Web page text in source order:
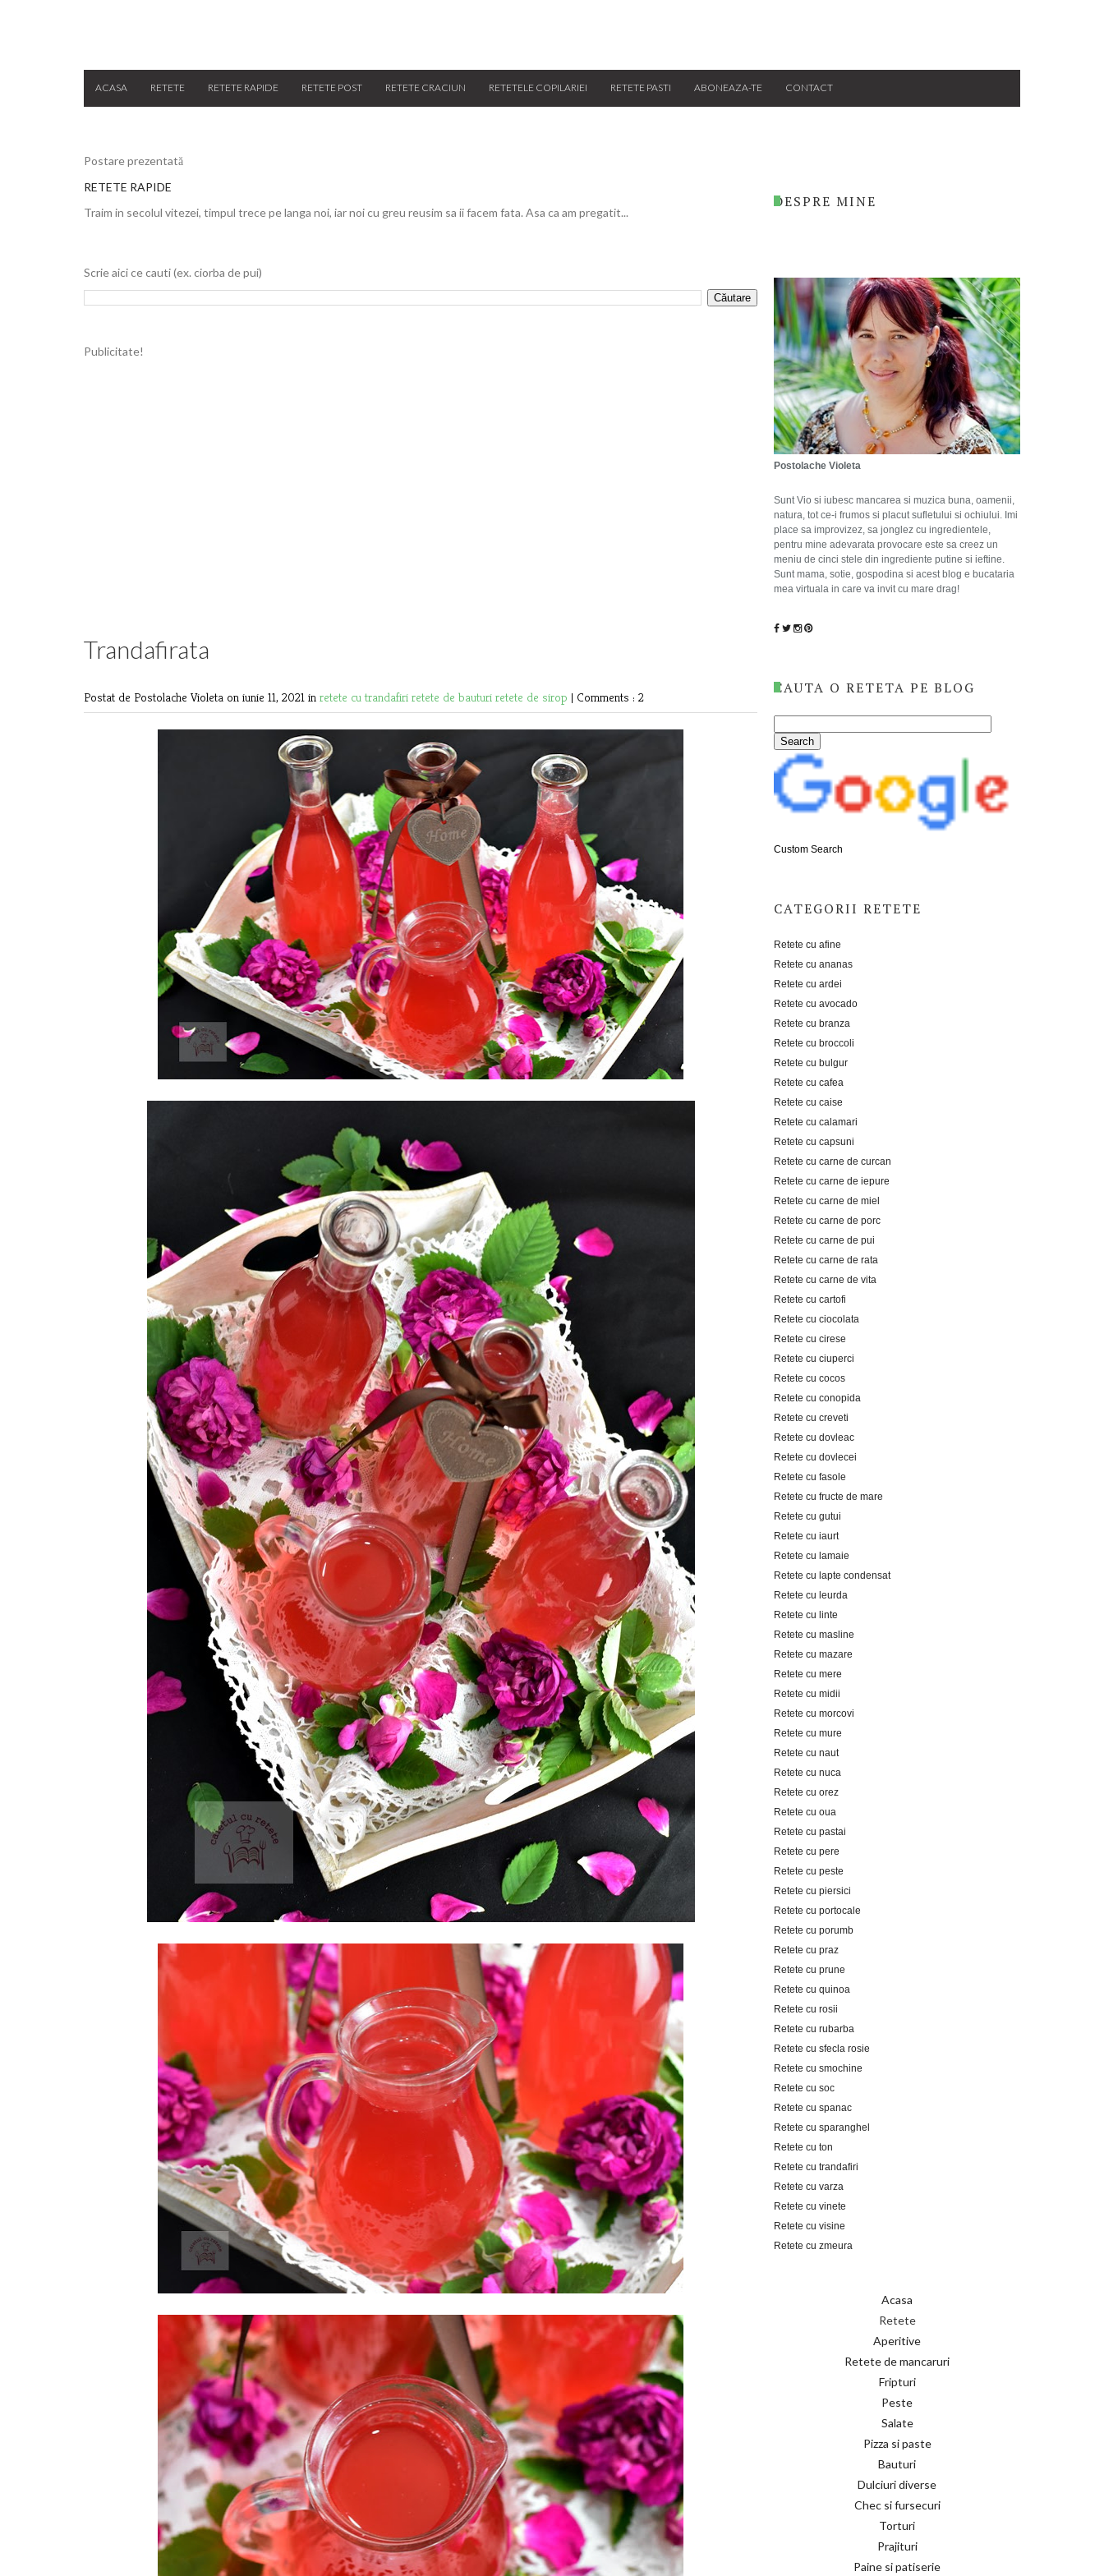
ACASA RETETE RETETE RAPIDE RETETE POST RETETE CRACIUN RETETELE COPILARIEI RETETE PASTI ABONEAZA-TE CONTACT
Postare prezentată
RETETE RAPIDE
Traim in secolul vitezei, timpul trece pe langa noi, iar noi cu greu reusim sa ii facem fata. Asa ca am pregatit...
Scrie aici ce cauti (ex. ciorba de pui)
Publicitate!
Trandafirata
Postat de Postolache Violeta on iunie 11, 2021 in retete cu trandafiri retete de bauturi retete de sirop | Comments : 2
DESPRE MINE
Postolache Violeta
Sunt Vio si iubesc mancarea si muzica buna, oamenii,
natura, tot ce-i frumos si placut sufletului si ochiului. Imi
place sa improvizez, sa jonglez cu ingredientele,
pentru mine adevarata provocare este sa creez un
meniu de cinci stele din ingrediente putine si ieftine.
Sunt mama, sotie, gospodina si acest blog e bucataria
mea virtuala in care va invit cu mare drag!
CAUTA O RETETA PE BLOG
Custom Search
CATEGORII RETETE
Retete cu afine
Retete cu ananas
Retete cu ardei
Retete cu avocado
Retete cu branza
Retete cu broccoli
Retete cu bulgur
Retete cu cafea
Retete cu caise
Retete cu calamari
Retete cu capsuni
Retete cu carne de curcan
Retete cu carne de iepure
Retete cu carne de miel
Retete cu carne de porc
Retete cu carne de pui
Retete cu carne de rata
Retete cu carne de vita
Retete cu cartofi
Retete cu ciocolata
Retete cu cirese
Retete cu ciuperci
Retete cu cocos
Retete cu conopida
Retete cu creveti
Retete cu dovleac
Retete cu dovlecei
Retete cu fasole
Retete cu fructe de mare
Retete cu gutui
Retete cu iaurt
Retete cu lamaie
Retete cu lapte condensat
Retete cu leurda
Retete cu linte
Retete cu masline
Retete cu mazare
Retete cu mere
Retete cu midii
Retete cu morcovi
Retete cu mure
Retete cu naut
Retete cu nuca
Retete cu orez
Retete cu oua
Retete cu pastai
Retete cu pere
Retete cu peste
Retete cu piersici
Retete cu portocale
Retete cu porumb
Retete cu praz
Retete cu prune
Retete cu quinoa
Retete cu rosii
Retete cu rubarba
Retete cu sfecla rosie
Retete cu smochine
Retete cu soc
Retete cu spanac
Retete cu sparanghel
Retete cu ton
Retete cu trandafiri
Retete cu varza
Retete cu vinete
Retete cu visine
Retete cu zmeura
Acasa
Retete
Aperitive
Retete de mancaruri
Fripturi
Peste
Salate
Pizza si paste
Bauturi
Dulciuri diverse
Chec si fursecuri
Torturi
Prajituri
Paine si patiserie